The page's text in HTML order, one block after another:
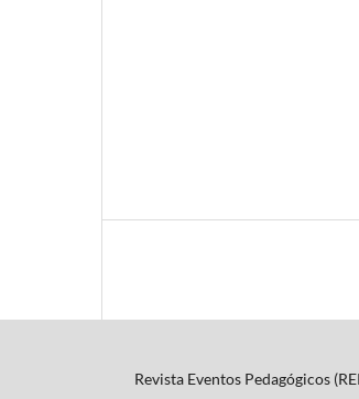
Revista Eventos Pedagógicos